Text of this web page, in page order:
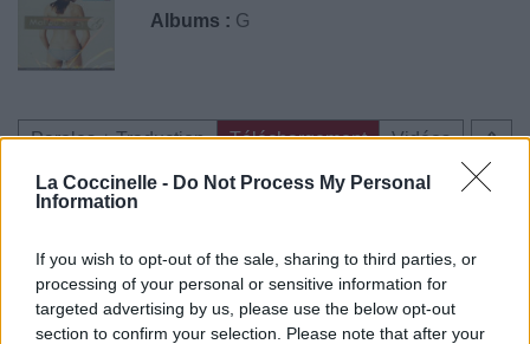
La Coccinelle - Do Not Process My Personal
Information
If you wish to opt-out of the sale, sharing to third parties, or
processing of your personal or sensitive information for
targeted advertising by us, please use the below opt-out
section to confirm your selection. Please note that after your
Albums : G
⇑
Paroles + Traduction Téléchargement
Vidéos
Commentaires
Pour prolonger le plaisir musical :